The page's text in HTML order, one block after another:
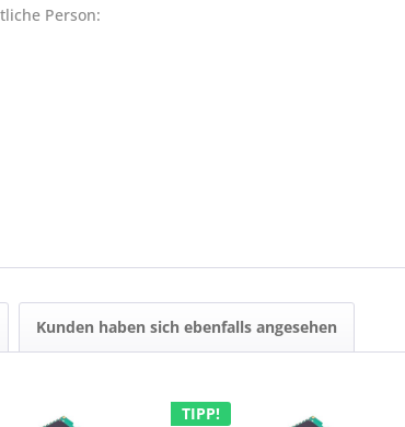
Person:
Kunden haben sich ebenfalls angesehen
TIPP!